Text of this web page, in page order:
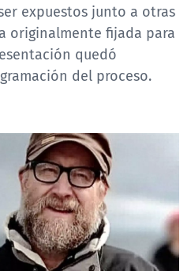
expuestos junto a otras
originalmente fijada para
quedó
del proceso.